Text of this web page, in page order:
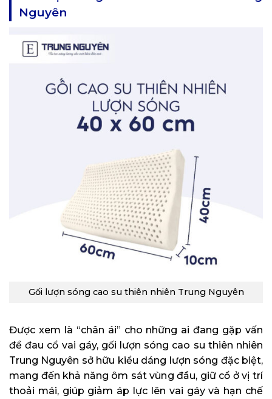
Nguyên
Gối lượn sóng cao su thiên nhiên Trung Nguyên
Được xem là “chân ái” cho những ai đang gặp vấn
đề đau cổ vai gáy, gối lượn sóng cao su thiên nhiên
Trung Nguyên sở hữu kiểu dáng lượn sóng đặc biệt,
mang đến khả năng ôm sát vùng đầu, giữ cổ ở vị trí
thoải mái, giúp giảm áp lực lên vai gáy và hạn chế